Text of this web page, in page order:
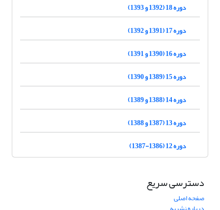
دوره 18 (1392 و 1393)
دوره 17 (1391 و 1392)
دوره 16 (1390 و 1391)
دوره 15 (1389 و 1390)
دوره 14 (1388 و 1389)
دوره 13 (1387 و 1388)
دوره 12 (1386-1387)
دسترسی سریع
صفحه اصلی